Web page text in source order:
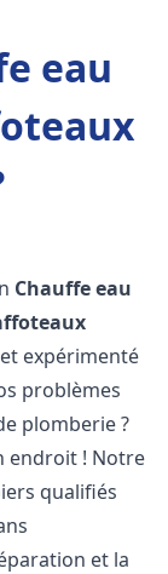
eau
Chauffe eau
expérimenté
problèmes
plomberie ?
endroit ! Notre
qualifiés
et la